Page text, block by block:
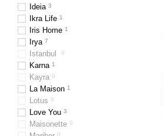
Ideia 3
Ikra Life 1
Iris Home 1
Irya 7
Istanbul 0
Karna 1
Kayra 0
La Maison 1
Lotus 0
Love You 3
Maisonette 0
0